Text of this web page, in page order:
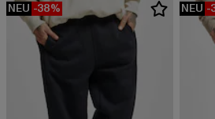
NEU -38% NEU -